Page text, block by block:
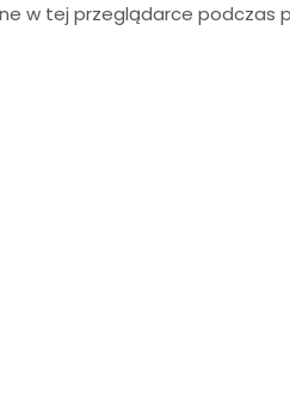
w tej przeglądarce podczas